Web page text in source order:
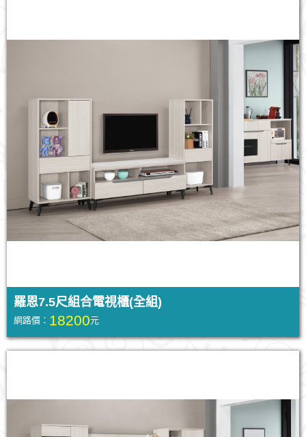
羅恩7.5尺組合電視櫃(全組)
網路價： 18200元